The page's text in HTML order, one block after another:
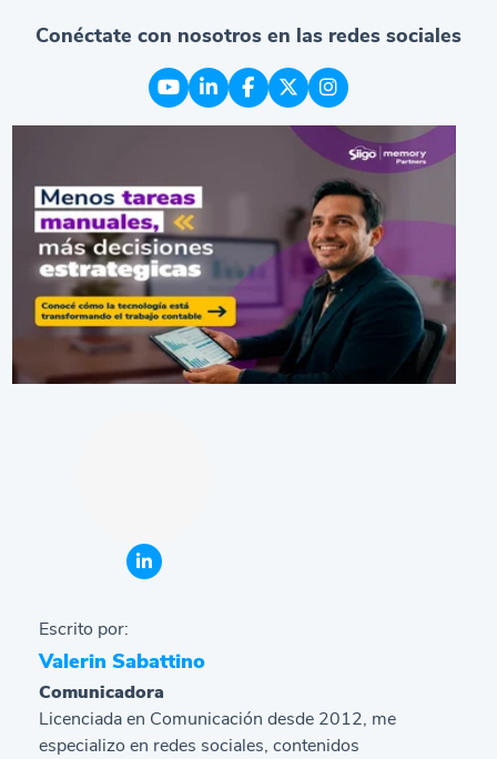
Conéctate con nosotros en las redes sociales
Escrito por:
Valerin Sabattino
Comunicadora
Licenciada en Comunicación desde 2012, me
especializo en redes sociales, contenidos